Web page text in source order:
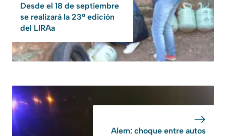
Desde el 18 de septiembre
se realizará la 23ª edición
del LIRAa
Alem: choque entre autos